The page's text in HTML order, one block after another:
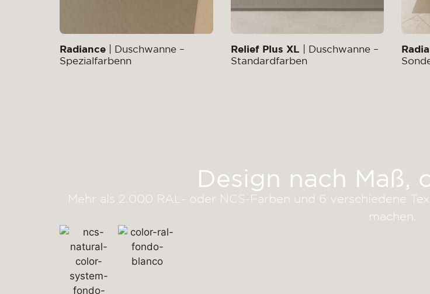
Radiance | Duschwanne –
Spezialfarbenn
Relief Plus XL | Duschwanne –
Standardfarben
Design nach Maß,
Mehr als 2.000 RAL- oder NCS-Farben und 6 verschiedene
machen.